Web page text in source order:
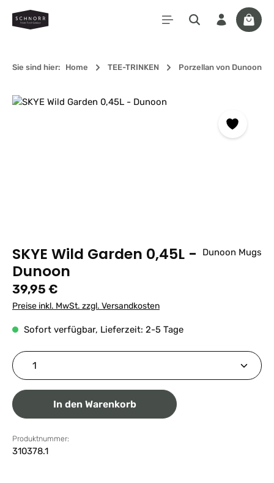
Zum Hauptinhalt springen
Sie sind hier: Home TEE-TRINKEN Porzellan von Dunoon
Bildergalerie überspringen
SKYE Wild Garden 0,45L -
Dunoon
Dunoon Mugs
Regulärer Preis:
39,95 €
Preise inkl. MwSt. zzgl. Versandkosten
Sofort verfügbar, Lieferzeit: 2-5 Tage
Produkt Anzahl: Gib den gewünschten Wert ein
In den Warenkorb
Produktnummer:
310378.1